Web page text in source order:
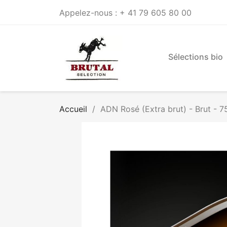
Appelez-nous : + 41 79 605 80 00
Sélections bio
Accueil ADN Rosé (Extra brut) - Brut -